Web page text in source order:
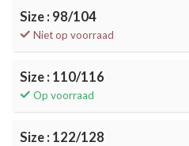
Size : 98/104
Niet op voorraad
Size : 110/116
Op voorraad
Size : 122/128